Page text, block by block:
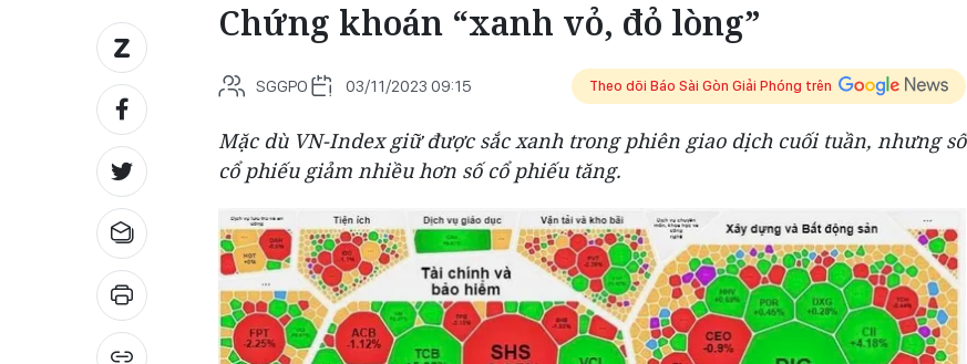
Chứng khoán “xanh vỏ, đỏ lòng”
SGGPO 03/11/2023 09:15 Theo dõi Báo Sài Gòn Giải Phóng trên
Mặc dù VN-Index giữ được sắc xanh trong phiên giao dịch cuối tuần, nhưng số
cổ phiếu giảm nhiều hơn số cổ phiếu tăng.